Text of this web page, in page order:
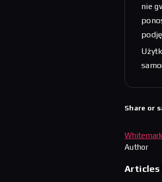
nie
Share or
Author
Articles